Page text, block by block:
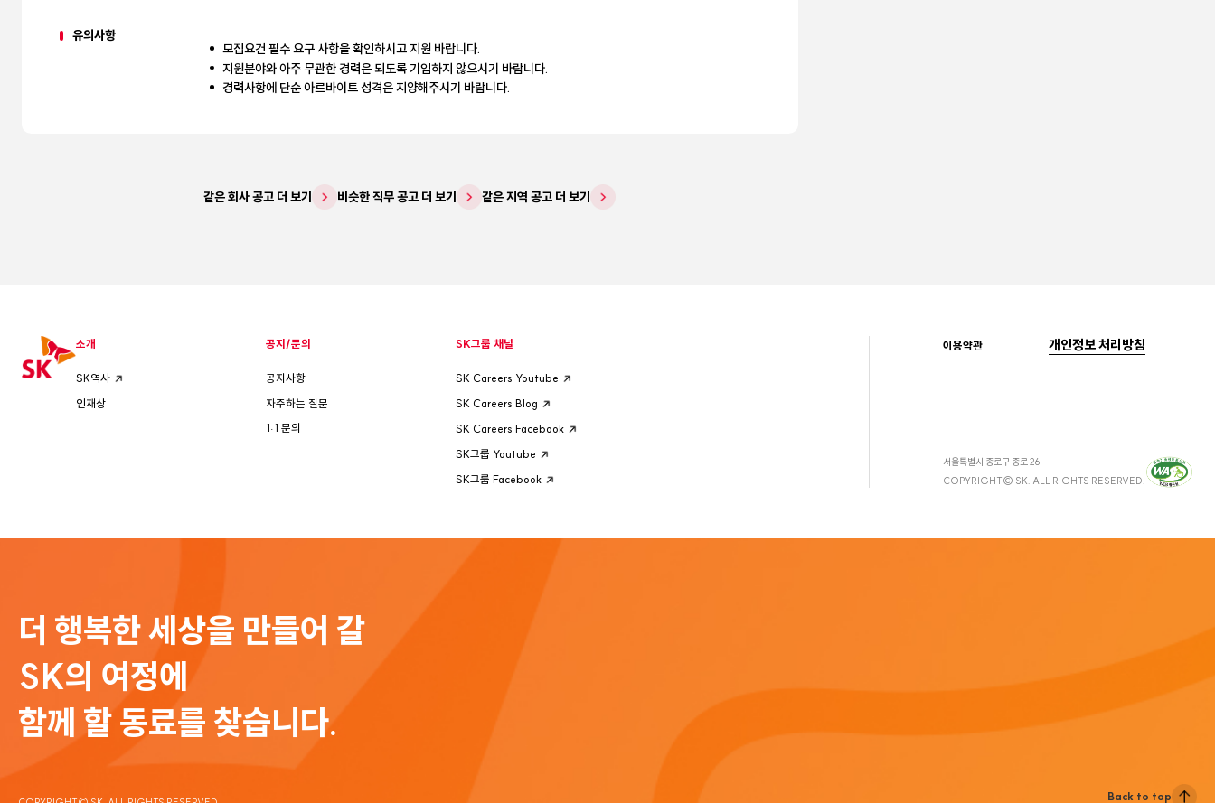
유의사항
모집요건 필수 요구 사항을 확인하시고 지원 바랍니다.
지원분야와 아주 무관한 경력은 되도록 기입하지 않으시기 바랍니다.
경력사항에 단순 아르바이트 성격은 지양해주시기 바랍니다.
같은 회사 공고 더 보기 비슷한 직무 공고 더 보기 같은 지역 공고 더 보기
소개
SK역사
인재상
공지/문의
공지사항
자주하는 질문
1:1 문의
SK그룹 채널
SK Careers Youtube
SK Careers Blog
SK Careers Facebook
SK그룹 Youtube
SK그룹 Facebook
이용약관 개인정보 처리방침
서울특별시 종로구 종로 26
COPYRIGHT© SK. ALL RIGHTS RESERVED.
더 행복한 세상을 만들어 갈
SK의 여정에
함께 할 동료를 찾습니다.
Back to top